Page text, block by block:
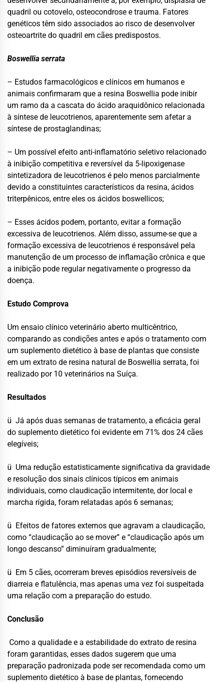
quadril ou cotovelo, osteocondrose e trauma. Fatores
genéticos têm sido associados ao risco de desenvolver
osteoartrite do quadril em cães predispostos.
Boswellia serrata
– Estudos farmacológicos e clínicos em humanos e
animais confirmaram que a resina Boswellia pode inibir
um ramo da a cascata do ácido araquidônico relacionada
à síntese de leucotrienos, aparentemente sem afetar a
síntese de prostaglandinas;
– Um possível efeito anti-inflamatório seletivo relacionado
à inibição competitiva e reversível da 5-lipoxigenase
sintetizadora de leucotrienos é pelo menos parcialmente
devido a constituintes característicos da resina, ácidos
triterpênicos, entre eles os ácidos boswellicos;
– Esses ácidos podem, portanto, evitar a formação
excessiva de leucotrienos. Além disso, assume-se que a
formação excessiva de leucotrienos é responsável pela
manutenção de um processo de inflamação crônica e que
a inibição pode regular negativamente o progresso da
doença.
Estudo Comprova
Um ensaio clínico veterinário aberto multicêntrico,
comparando as condições antes e após o tratamento com
um suplemento dietético à base de plantas que consiste
em um extrato de resina natural de Boswellia serrata, foi
realizado por 10 veterinários na Suíça.
Resultados
ü Já após duas semanas de tratamento, a eficácia geral
do suplemento dietético foi evidente em 71% dos 24 cães
elegíveis;
ü Uma redução estatisticamente significativa da gravidade
e resolução dos sinais clínicos típicos em animais
individuais, como claudicação intermitente, dor local e
marcha rígida, foram relatadas após 6 semanas;
ü Efeitos de fatores externos que agravam a claudicação,
como “claudicação ao se mover” e “claudicação após um
longo descanso” diminuíram gradualmente;
ü Em 5 cães, ocorreram breves episódios reversíveis de
diarreia e flatulência, mas apenas uma vez foi suspeitada
uma relação com a preparação do estudo.
Conclusão
Como a qualidade e a estabilidade do extrato de resina
foram garantidas, esses dados sugerem que uma
preparação padronizada pode ser recomendada como um
suplemento dietético à base de plantas, fornecendo